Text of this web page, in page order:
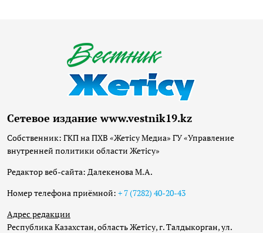
Сетевое издание www.vestnik19.kz
Собственник: ГКП на ПХВ «Жетісу Медиа» ГУ «Управление
внутренней политики области Жетісу»
Редактор веб-сайта: Далекенова М.А.
Номер телефона приёмной: + 7 (7282) 40-20-43
Адрес редакции
Республика Казахстан, область Жетісу, г. Талдыкорган, ул.